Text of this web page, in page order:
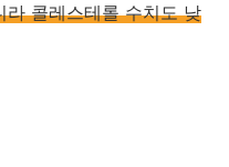
콜레스테롤 수치도 낮